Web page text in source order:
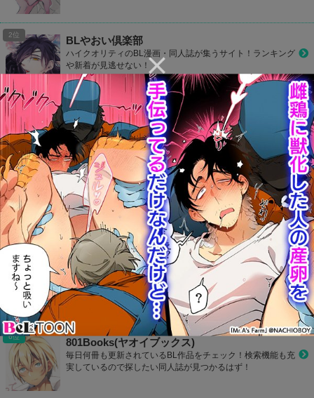
BLやおい倶楽部
ハイクオリティのBL漫画・同人誌が集うサイト！ランキング
や新着が見逃せない！
BLコレクション
他のサイトと比べて冊数はTOPレベル！どんどんお気に入り
作品を見つけて登録しよう！
CP Library
お好きなカップリングをお気に入り登録して1タップでラク
ラク読もう！
カプコミ
かわいいデザインのBLサイト！気になるBL作品をマイリス
ト登録して読めたり、ランキングで人気作品が丸わかり！
801Books(ヤオイブックス)
毎日何冊も更新されているBL作品をチェック！検索機能も充
実しているので探したい同人誌が見つかるはず！